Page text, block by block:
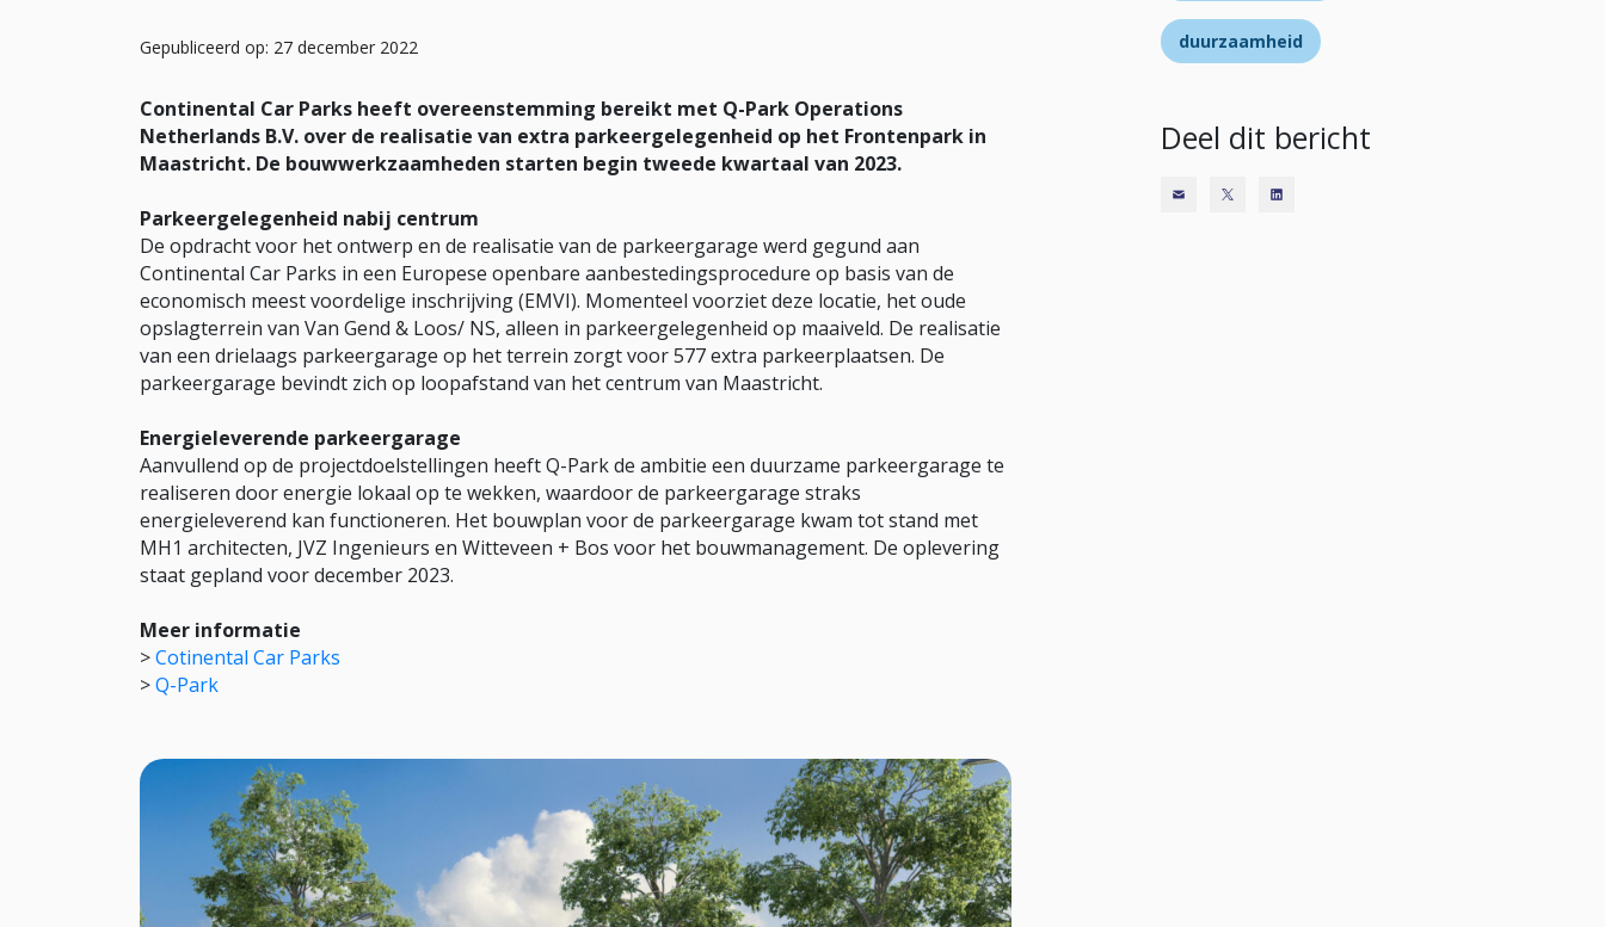
Gepubliceerd op: 27 december 2022
Continental Car Parks heeft overeenstemming bereikt met Q-Park Operations
Netherlands B.V. over de realisatie van extra parkeergelegenheid op het Frontenpark in
Maastricht. De bouwwerkzaamheden starten begin tweede kwartaal van 2023.
Parkeergelegenheid nabij centrum
De opdracht voor het ontwerp en de realisatie van de parkeergarage werd gegund aan
Continental Car Parks in een Europese openbare aanbestedingsprocedure op basis van de
economisch meest voordelige inschrijving (EMVI). Momenteel voorziet deze locatie, het oude
opslagterrein van Van Gend & Loos/ NS, alleen in parkeergelegenheid op maaiveld. De realisatie
van een drielaags parkeergarage op het terrein zorgt voor 577 extra parkeerplaatsen. De
parkeergarage bevindt zich op loopafstand van het centrum van Maastricht.
Energieleverende parkeergarage
Aanvullend op de projectdoelstellingen heeft Q-Park de ambitie een duurzame parkeergarage te
realiseren door energie lokaal op te wekken, waardoor de parkeergarage straks
energieleverend kan functioneren. Het bouwplan voor de parkeergarage kwam tot stand met
MH1 architecten, JVZ Ingenieurs en Witteveen + Bos voor het bouwmanagement. De oplevering
staat gepland voor december 2023.
Meer informatie
>Cotinental Car Parks
>Q-Park
duurzaamheid
Deel dit bericht